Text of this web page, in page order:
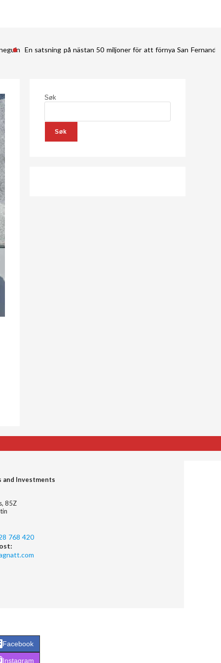
En satsning på nästan 50 miljoner för att förnya San
Søk
Søk
and Investments
85Z
768 420
Facebook
Instagram